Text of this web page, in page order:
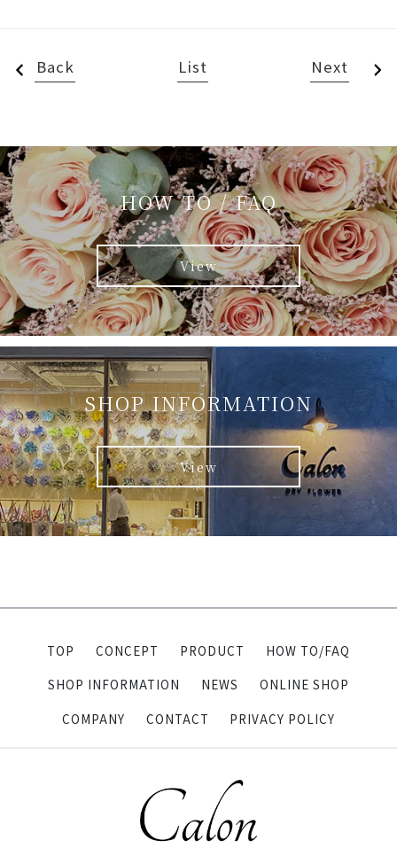
Back List Next
HOW TO / FAQ
View
SHOP INFORMATION
View
TOP CONCEPT PRODUCT
HOW TO/FAQ
SHOP INFORMATION
NEWS
ONLINE SHOP
COMPANY
CONTACT PRIVACY POLICY